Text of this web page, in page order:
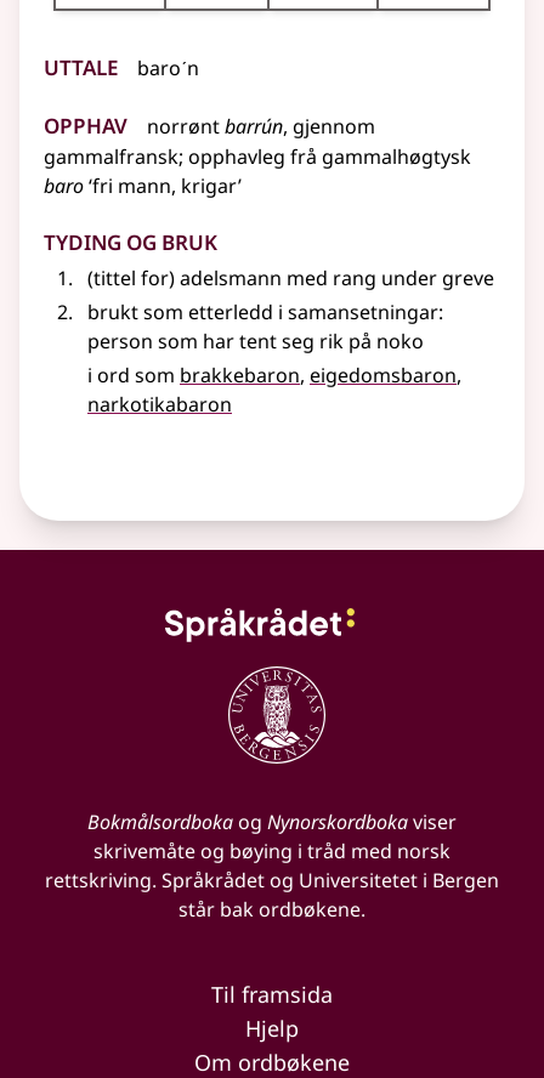
Uttale baroˊn
Opphav norrøntbarrún, gjennom
gammalfransk; opphavleg frå gammalhøgtysk
baro‘fri mann, krigar’
Tyding og bruk
(tittel for) adelsmann med rang under greve
brukt som etterledd i samansetningar:
person som har tent seg rik på noko
i ord som brakkebaron eigedomsbaron
narkotikabaron
Bokmålsordbokaog Nynorskordbokaviser
skrivemåte og bøying i tråd med norsk
rettskriving. Språkrådet og Universitetet i Bergen
står bak ordbøkene.
Til framsida
Hjelp
Om ordbøkene